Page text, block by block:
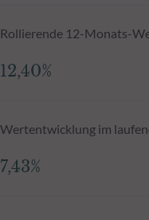
Rollierende 12-Monats-
12,40%
Wertentwicklung im
7,43%